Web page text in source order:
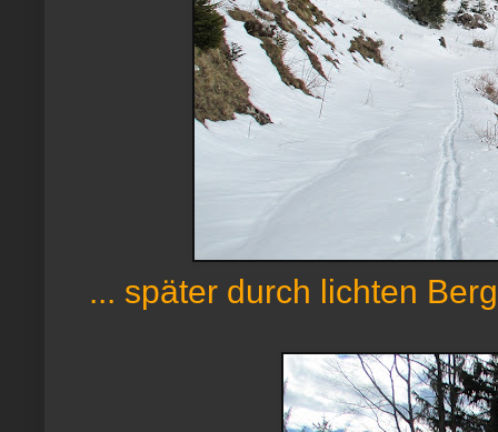
... später durch lichten